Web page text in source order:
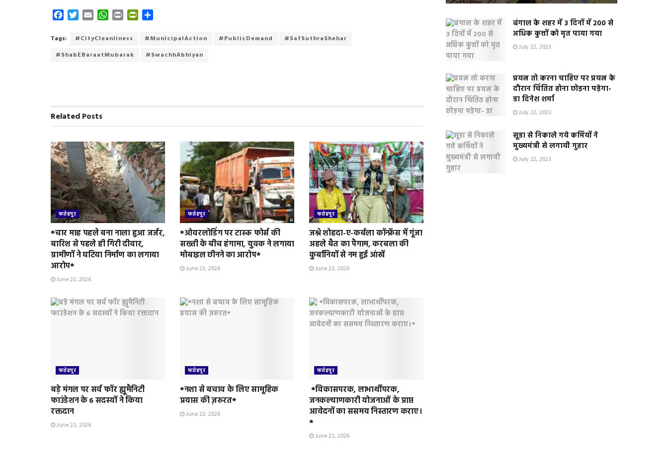
c
b
T
i
t
a
l
W
a
s
P
i
t
P
y
a
e
Tags: #CityCleanliness #MunicipalAction #PublicDemand
#SafSuthraShehar
#ShabEBaraatMubarak
#SwachhAbhiyan
RelatedPosts
फतेहपुर
*चार माह पहले बना नाला हुआ जर्जर,
बारिश से पहले ही गिरी दीवार,
ग्रामीणों ने घटिया निर्माण का लगाया
आरोप*
June 23, 2026
फतेहपुर
*ओवरलोडिंग पर टास्क फोर्स की
सख्ती के बीच हंगामा, युवक ने लगाया
मोबाइल छीनने का आरोप*
June 23, 2026
फतेहपुर
जश्ने शोहदा-ए-कर्बला कॉन्फ्रेंस में गूंजा
अहले बैत का पैगाम, करबला की
कुर्बानियों से नम हुई आंखें
June 23, 2026
फतेहपुर
बड़े मंगल पर सर्व फॉर ह्यूमैनिटी
फाउंडेशन के 6 सदस्यों ने किया
रक्तदान
June 23, 2026
फतेहपुर
*नशा से बचाव के लिए सामूहिक
प्रयास की ज़रुरत*
June 23, 2026
फतेहपुर
*विकासपरक, लाभार्थीपरक,
जनकल्याणकारी योजनाओं के प्राप्त
आवेदनों का ससमय निस्तारण कराए।
*
June 23, 2026
बंगाल के शहर में 3 दिनों में 200 से
अधिक कुत्तों को मृत पाया गया
July 22, 2023
प्रयत्न तो करना चाहिए पर प्रयत्न के
दौरान चिंतित होना छोड़ना पड़ेगा-
डा दिनेश शर्मा
July 22, 2023
सूडा से निकाले गये कर्मियों ने
मुख्यमंत्री से लगायी गुहार
July 22, 2023